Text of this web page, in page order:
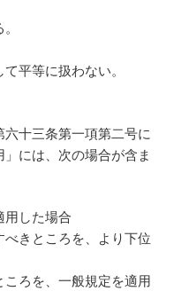
平等に扱わない。
十三条第一項第二号に
には、次の場合が含ま
用した場合
べきところを、より下位
ころを、一般規定を適用